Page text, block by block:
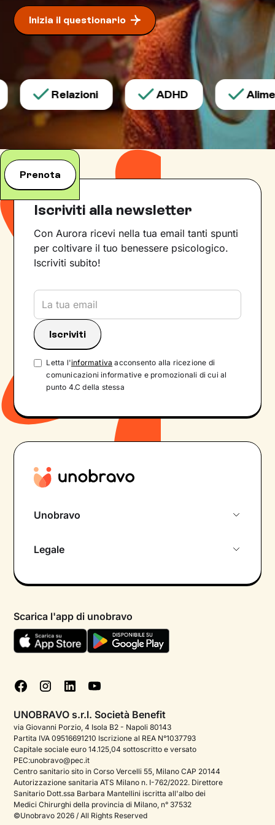
Inizia il questionario
Relazioni ADHD
Prenota
Iscriviti alla newsletter
Con Aurora ricevi nella tua email tanti spunti
per coltivare il tuo benessere psicologico.
Iscriviti subito!
Letta l'informativa acconsento alla ricezione di
comunicazioni informative e promozionali di cui al
punto 4.C della stessa
Unobravo
Psicologo in chat
Aiuto urgente
FAQ
Podcast di psicologia
Corporate
Psicologo italiano all'estero
Approfondimenti sulla salute mentale
Sala stampa
Legale
Termini e condizioni
Informativa Privacy
Cookie policy
Gestisci cookie
Scarica l'app di unobravo
UNOBRAVO s.r.l. Società Benefit
via Giovanni Porzio, 4 Isola B2 - Napoli 80143
Partita IVA 09516691210 Iscrizione al REA N°1037793
Capitale sociale euro 14.125,04 sottoscritto e versato
PEC:unobravo@pec.it
Centro sanitario sito in Corso Vercelli 55, Milano CAP 20144
Autorizzazione sanitaria ATS Milano n. I-762/2022. Direttore
Sanitario Dott.ssa Barbara Mantellini iscritta all'albo dei
Medici Chirurghi della provincia di Milano, n° 37532
©Unobravo 2026 / All Rights Reserved